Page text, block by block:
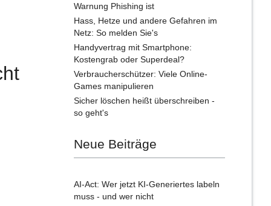
Warnung Phishing ist
Hass, Hetze und andere Gefahren im
Netz: So melden Sie's
Handyvertrag mit Smartphone:
Kostengrab oder Superdeal?
Verbraucherschützer: Viele Online-
Games manipulieren
Sicher löschen heißt überschreiben -
so geht's
Neue Beiträge
AI-Act: Wer jetzt KI-Generiertes labeln
muss - und wer nicht